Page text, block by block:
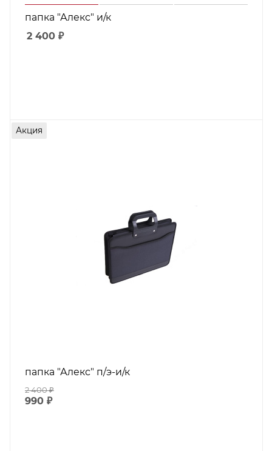
папка "Алекс" и/к
2 400 ₽
Акция
папка "Алекс" п/э-и/к
2 400₽
990 ₽